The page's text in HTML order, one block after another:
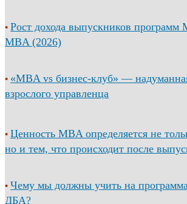
• Рост дохода выпускников
MBA (2026)
• «MBA vs бизнес-клуб» —
взрослого управленца
• Ценность MBA определяется не
но и тем, что происходит после
• Чему мы должны учить на
ДБА?